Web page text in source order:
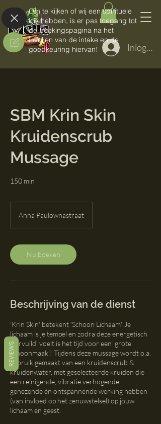
Inloggen
Om te kijken of wij een spirituele
klik hebben, is er pas toegang tot
de boekingspagina na het
invullen van de intake en de
goedkeuring hiervan!
SBM Krin Skin
Kruidenscrub
Mussage
150 min
Anna Paulownastraat
Nu boeken
Beschrijving van de dienst
'Krin Skin' betekent 'Schoon Lichaam'. Je
lichaam is je tempel en zodra deze energetisch
'vervuild' voelt is het tijd voor een 'grote
schoonmaak'! Tijdens deze mussage wordt o.a.
gebruik gemaakt van een kruidenscrub &
kruidenwater, met geselecteerde kruiden die
een reinigende, vibratie verhogende,
genezende én ontspannende werking hebben
(van invloed op het zenuwstelsel) op jouw
lichaam en geest.
REVIEWS